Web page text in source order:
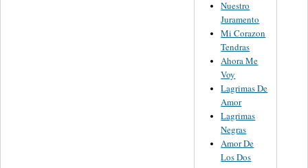
Nuestro
Juramento
Mi Corazon
Tendras
Ahora Me
Voy
Lagrimas De
Amor
Lagrimas
Negras
Amor De
Los Dos